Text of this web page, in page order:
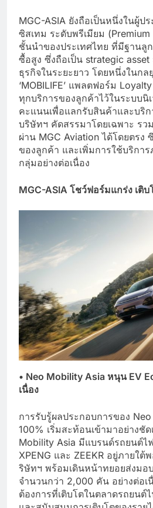
MGC-ASIA ยังถือเป็นหนึ่งในผู้ป
ซิสเทม ระดับพรีเมียม
ชั้นนำของประเทศไทย ที่มีฐาน
ซื้อสูง ซึ่งถือเป็น strategic
ธุรกิจในระยะยาว โดยหนึ่งในก
‘MOBILIFE’ แพลตฟอร์ม
ทุกบริการของลูกค้าไว้ในระบบนิ
คะแนนเพื่อแลกรับสินค้าและบริ
บริษัทฯ คัดสรรมาโดยเฉพาะ รว
ผ่าน MGC Aviation ได้โดยตรง
ของลูกค้า และเพิ่มการใช้บริการ
กลุ่มอย่างต่อเนื่อง
MGC-ASIA โชว์ฟอร์มแกร่ง เติ
• Neo Mobility Asia หนุน EV
เนื่อง
การรับรู้ผลประกอบการของ
100% เริ่มสะท้อนเข้ามาอย่างชั
Mobility Asia มีแบรนด์รถยนต์ไ
XPENG และ ZEEKR อยู่ภายใ
ริษัทฯ พร้อมเดินหน้าทยอยส่งมอ
จำนวนกว่า 2,000 คัน อย่างต่อเ
ต้องการที่เติบโตในตลาดรถยนต์